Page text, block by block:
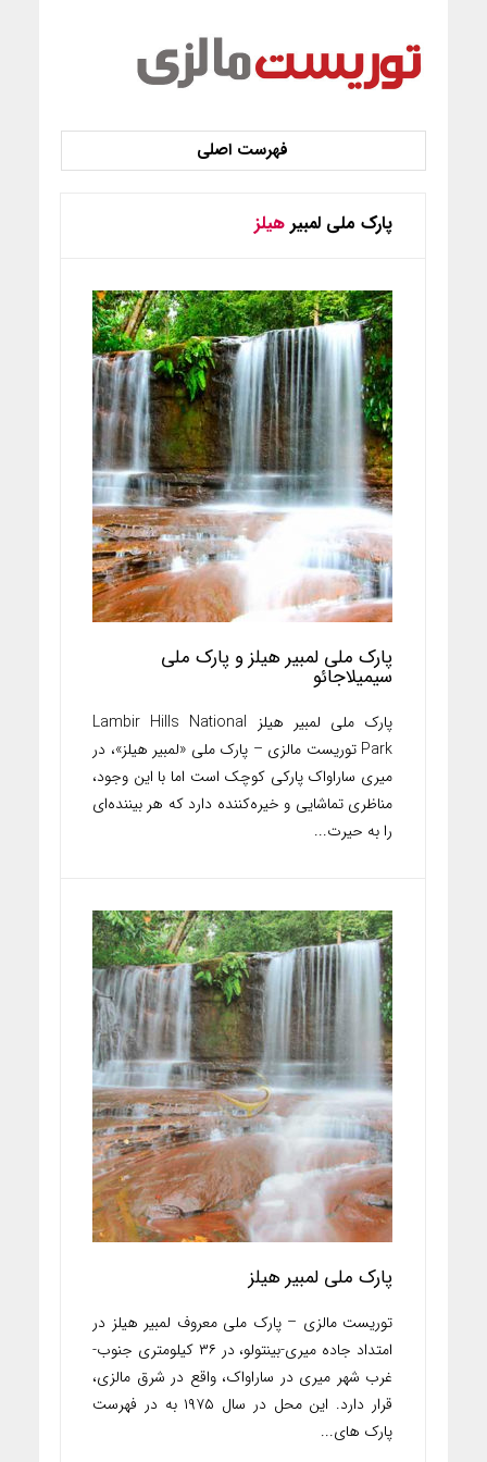
پارک ملی لمبیر هیلز
پارک ملی لمبیر هیلز و پارک ملی
سیمیلاجائو
پارک ملی لمبیر هیلز Lambir Hills National
Park توریست مالزی – پارک ملی «لمبیر هیلز»، در
میری ساراواک پارکی کوچک است اما با این وجود،
مناظری تماشایی و خیره‌کننده دارد که هر بیننده‌ای
را به حیرت...
پارک ملی لمبیر هیلز
توریست مالزی – پارک ملی معروف لمبیر هیلز در
امتداد جاده میری-بینتولو، در ۳۶ کیلومتری جنوب-
غرب شهر میری در ساراواک، واقع در شرق مالزی،
قرار دارد. این محل در سال ۱۹۷۵ به در فهرست
پارک های...